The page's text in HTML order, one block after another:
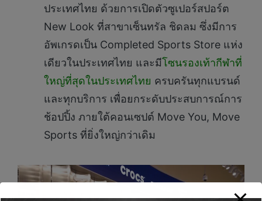
ประเทศไทย ด้วยการเปิดตัวซูเปอร์สปอร์ต
New Look ที่สาขาเซ็นทรัล ชิดลม ซึ่งมีการ
อัพเกรดเป็น Completed Sports Store แห่ง
เดียวในประเทศไทย และมีโซนรองเท้ากีฬาที่
ใหญ่ที่สุดในประเทศไทย ครบครันทุกแบรนด์
และทุกบริการ เพื่อยกระดับประสบการณ์การ
ช้อปปิ้ง ภายใต้คอนเซปต์ Move You, Move
Sports ที่ยิ่งใหญ่กว่าเดิม